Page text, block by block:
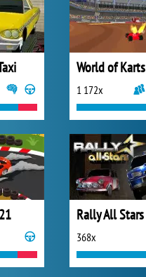
World of Karts
1 172x
Rally All Stars
368x